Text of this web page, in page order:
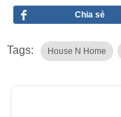
Chia sẻ
Tags: House N Home